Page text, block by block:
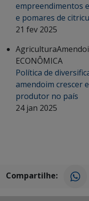
empreendimentos
e pomares de
21 fev 2025
Agricultura
ECONÔMICA
Política de
amendoim crescer
produtor no país
24 jan 2025
Compartilhe: